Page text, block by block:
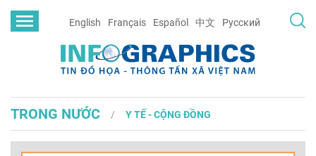
English Français Español 中文 Русский
TRONG NƯỚC Y TẾ - CỘNG ĐỒNG